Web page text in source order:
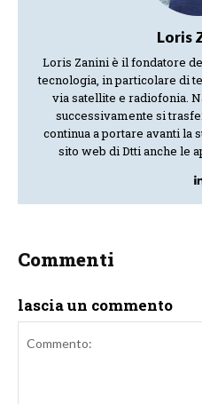
Loris
Loris Zanini è il fondatore
tecnologia, in particolare di
via satellite e radiofonia.
successivamente si
continua a portare avanti la
sito web di Dtti anche le
Commenti
lascia un commento